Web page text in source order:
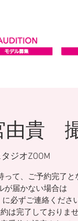
由貴
ジオZOOM
て、ご予約完了と
が届かない場合は
必ずご連絡ください
は完了しておりませ